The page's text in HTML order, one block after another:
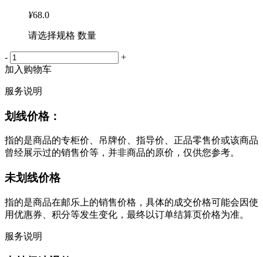
¥68.0
请选择规格 数量
-
+
加入购物车
服务说明
划线价格：
指的是商品的专柜价、吊牌价、指导价、正品零售价或该商品
曾经展示过的销售价等，并非商品的原价，仅供您参考。
未划线价格
指的是商品在邮乐上的销售价格，具体的成交价格可能会因使
用优惠券、积分等发生变化，最终以订单结算页价格为准。
服务说明